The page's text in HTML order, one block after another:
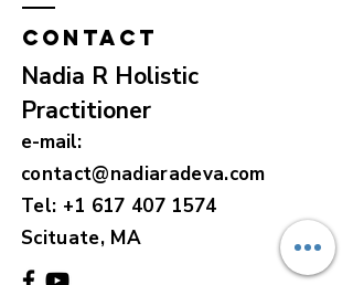
Contact
Nadia R Holistic
Practitioner
e-mail:
contact@nadiaradeva.com
Tel: +1 617 407 1574
Scituate, MA